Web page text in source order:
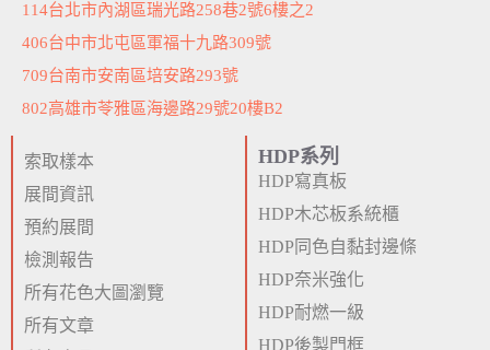
114台北市內湖區瑞光路258巷2號6樓之2
406台中市北屯區軍福十九路309號
709台南市安南區培安路293號
802高雄市苓雅區海邊路29號20樓B2
索取樣本
展間資訊
預約展間
檢測報告
所有花色大圖瀏覽
所有文章
HDP系列
HDP寫真板
HDP木芯板系統櫃
HDP同色自黏封邊條
HDP奈米強化
HDP耐燃一級
HDP後製門框